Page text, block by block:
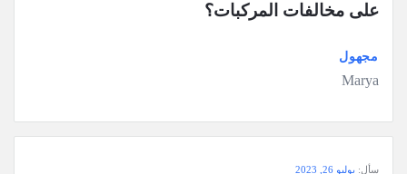
على مخالفات المركبات؟
مجهول
Marya
سأل: يوليو 26, 2023